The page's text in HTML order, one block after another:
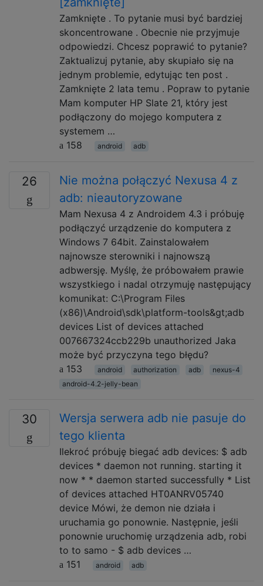
Zamknięte . To pytanie musi być bardziej
skoncentrowane . Obecnie nie przyjmuje
odpowiedzi. Chcesz poprawić to pytanie?
Zaktualizuj pytanie, aby skupiało się na
jednym problemie, edytując ten post .
Zamknięte 2 lata temu . Popraw to pytanie
Mam komputer HP Slate 21, który jest
podłączony do mojego komputera z
systemem …
158
android adb
26
Nie można połączyć Nexusa 4 z
adb: nieautoryzowane
Mam Nexusa 4 z Androidem 4.3 i próbuję
podłączyć urządzenie do komputera z
Windows 7 64bit. Zainstalowałem
najnowsze sterowniki i najnowszą
adbwersję. Myślę, że próbowałem prawie
wszystkiego i nadal otrzymuję następujący
komunikat: C:\Program Files
(x86)\Android\sdk\platform-tools&gt;adb
devices List of devices attached
007667324ccb229b unauthorized Jaka
może być przyczyna tego błędu?
153
android authorization adb
nexus-4
android-4.2-jelly-bean
30
Wersja serwera adb nie pasuje do
tego klienta
Ilekroć próbuję biegać adb devices: $ adb
devices * daemon not running. starting it
now * * daemon started successfully * List
of devices attached HT0ANRV05740
device Mówi, że demon nie działa i
uruchamia go ponownie. Następnie, jeśli
ponownie uruchomię urządzenia adb, robi
to to samo - $ adb devices …
151
android adb